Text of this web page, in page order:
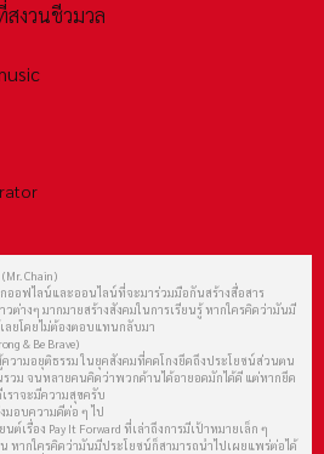
สงวนชีวมวล
Chain)
กออฟไลน์และออนไลน์ที่จะมาร่วมมือกันสร้างสื่อสาร
ต่างๆ มากมายสร้างสังคมในการเรียนรู้ หากใครคิดว่ามันมี
ลยโดยไม่ต้องตอบแทนกลับมา
& Be Brave)
วามอยุติธรรม ในยุคสังคมที่คดโกงยึดถึงประโยชน์ส่วนตน
วม จนหลายคนคิดว่าพวกด้านได้อายอดมักได้ดี แต่หากยึด
ราจะมีความสุขครับ
งมอบความดีต่อ ๆ ไป
เรื่อง Pay It Forward ที่เล่าถึงการมีเป้าหมายเล็ก ๆ
หากใครคิดว่ามันมีประโยชน์ก็สามารถนำไปเผยแพร่ต่อได้